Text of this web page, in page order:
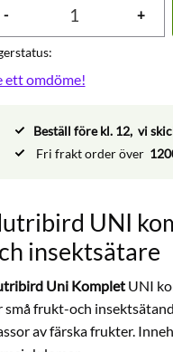
+
-
ett omdöme!
Beställ före kl. 12, vi
Fri frakt order över
UNI
insektsätare
Uni KompletUNI
små frukt-och
av färska frukter.